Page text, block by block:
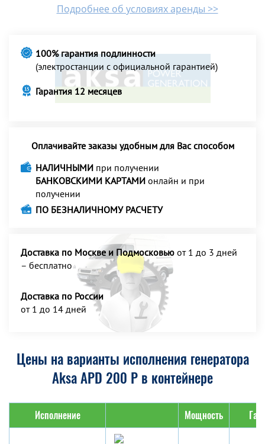
Подробнее об условиях аренды >>
100% гарантия подлинности
(электростанции с официальной гарантией)
Гарантия 12 месяцев
Оплачивайте заказы удобным для Вас способом
НАЛИЧНЫМИ при получении
БАНКОВСКИМИ КАРТАМИ онлайн и при
получении
ПО БЕЗНАЛИЧНОМУ РАСЧЕТУ
Доставка по Москве и Подмосковью от 1 до 3 дней
– бесплатно
Доставка по России
от 1 до 14 дней
Цены на варианты исполнения генератора
Aksa APD 200 P в контейнере
Исполнение Мощность